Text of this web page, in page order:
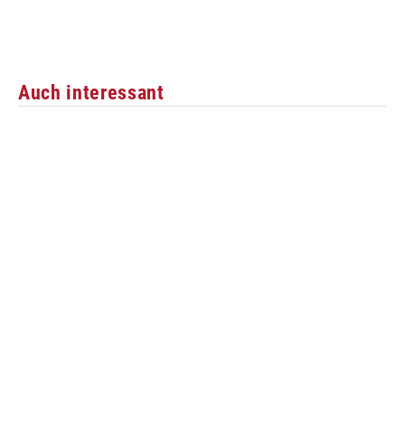
Auch interessant